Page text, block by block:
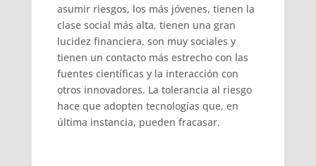
asumir riesgos, los más jóvenes, tienen la
clase social más alta, tienen una gran
lucidez financiera, son muy sociales y
tienen un contacto más estrecho con las
fuentes científicas y la interacción con
otros innovadores. La tolerancia al riesgo
hace que adopten tecnologías que, en
última instancia, pueden fracasar.